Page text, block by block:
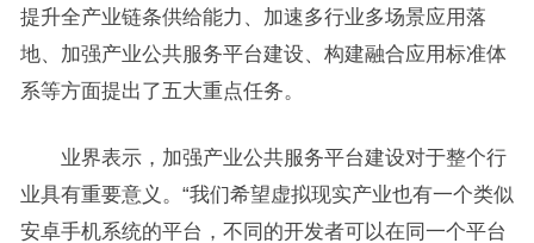
提升全产业链条供给能力、加速多行业多场景应用落
地、加强产业公共服务平台建设、构建融合应用标准体
系等方面提出了五大重点任务。
业界表示，加强产业公共服务平台建设对于整个行
业具有重要意义。“我们希望虚拟现实产业也有一个类似
安卓手机系统的平台，不同的开发者可以在同一个平台